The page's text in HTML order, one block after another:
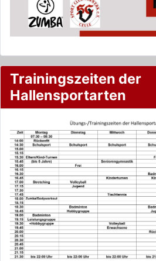
Trainingszeiten der
Hallensportarten